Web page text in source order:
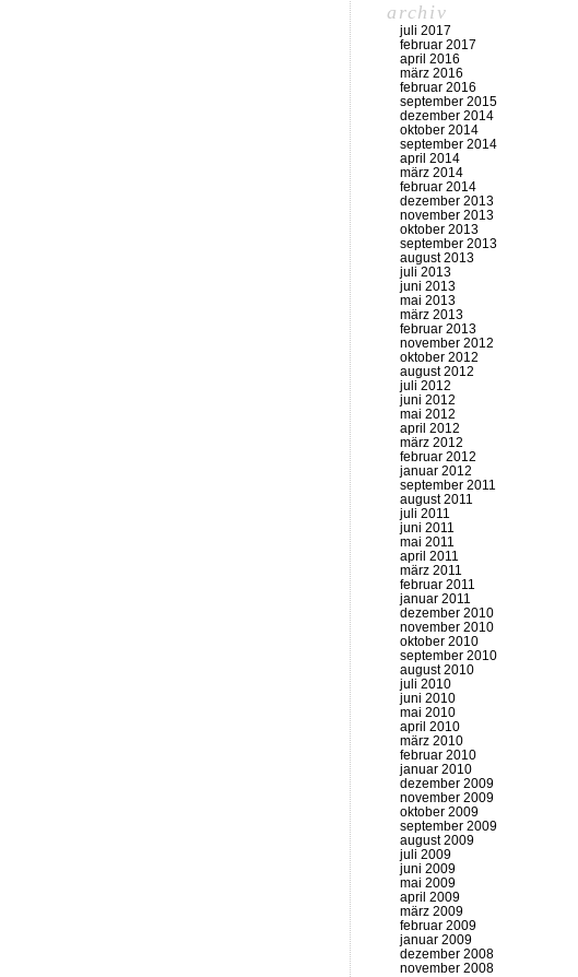
archiv
juli 2017
februar 2017
april 2016
märz 2016
februar 2016
september 2015
dezember 2014
oktober 2014
september 2014
april 2014
märz 2014
februar 2014
dezember 2013
november 2013
oktober 2013
september 2013
august 2013
juli 2013
juni 2013
mai 2013
märz 2013
februar 2013
november 2012
oktober 2012
august 2012
juli 2012
juni 2012
mai 2012
april 2012
märz 2012
februar 2012
januar 2012
september 2011
august 2011
juli 2011
juni 2011
mai 2011
april 2011
märz 2011
februar 2011
januar 2011
dezember 2010
november 2010
oktober 2010
september 2010
august 2010
juli 2010
juni 2010
mai 2010
april 2010
märz 2010
februar 2010
januar 2010
dezember 2009
november 2009
oktober 2009
september 2009
august 2009
juli 2009
juni 2009
mai 2009
april 2009
märz 2009
februar 2009
januar 2009
dezember 2008
november 2008